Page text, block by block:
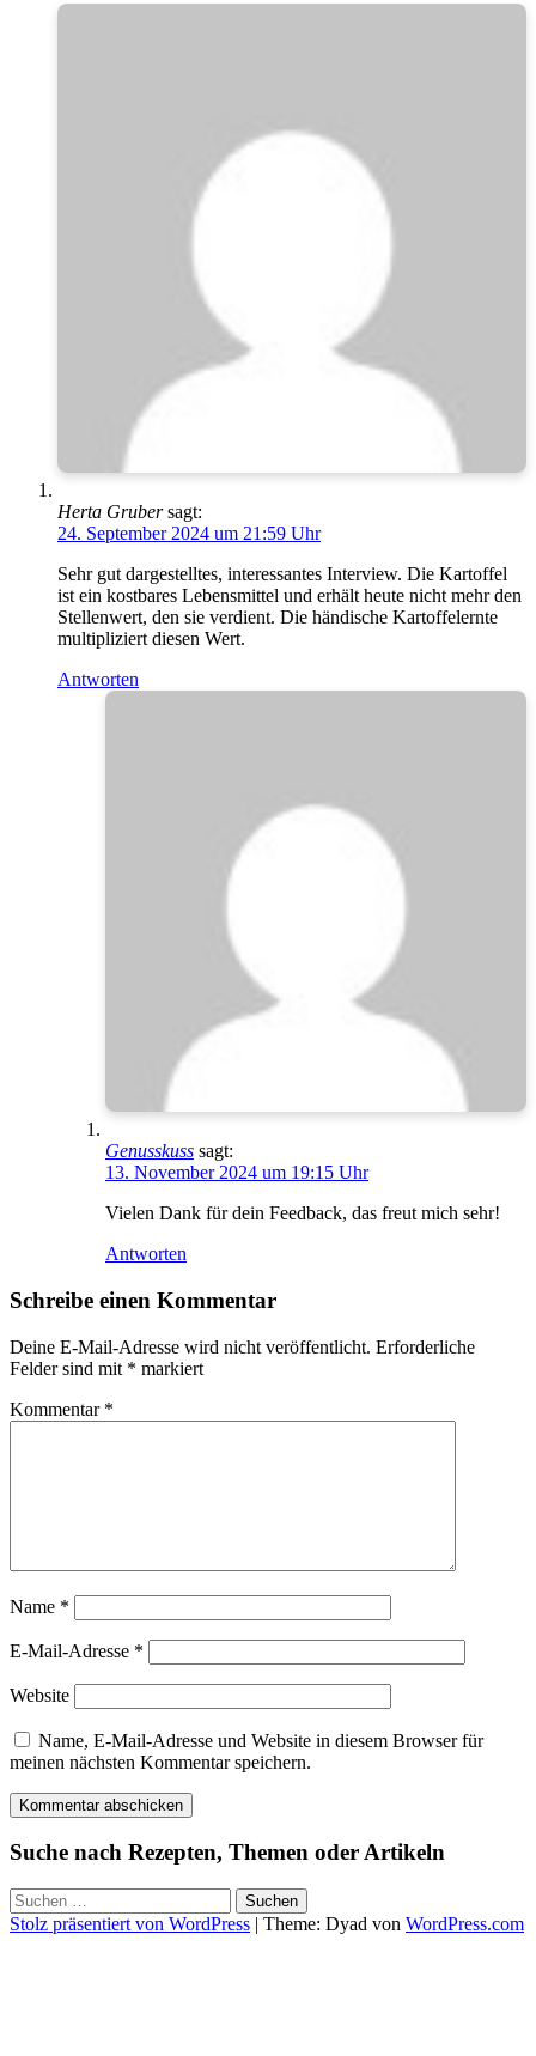
Herta Gruber sagt:
24. September 2024 um 21:59 Uhr
Sehr gut dargestelltes, interessantes Interview. Die Kartoffel
ist ein kostbares Lebensmittel und erhält heute nicht mehr den
Stellenwert, den sie verdient. Die händische Kartoffelernte
multipliziert diesen Wert.
Antworten
Genusskuss sagt:
13. November 2024 um 19:15 Uhr
Vielen Dank für dein Feedback, das freut mich sehr!
Antworten
Schreibe einen Kommentar
Deine E-Mail-Adresse wird nicht veröffentlicht. Erforderliche
Felder sind mit * markiert
Kommentar *
Name *
E-Mail-Adresse *
Website
Name, E-Mail-Adresse und Website in diesem Browser für
meinen nächsten Kommentar speichern.
Suche nach Rezepten, Themen oder Artikeln
Suchen
nach:
Stolz präsentiert von WordPress | Theme: Dyad von WordPress.com